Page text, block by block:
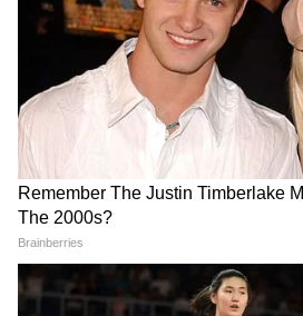
का हिस्सा है।
मेटा ने यह भी कहा कि यह
फाउंडेशनल मॉडल बनाने के उसके
हिस्सा है।
कंपनी ने परसेप्शन एन्कोडिंग के
मॉडल, बड़े पैमाने पर ब्रेन डेटा को
NeuralSet, और ब्रेन मॉडल का